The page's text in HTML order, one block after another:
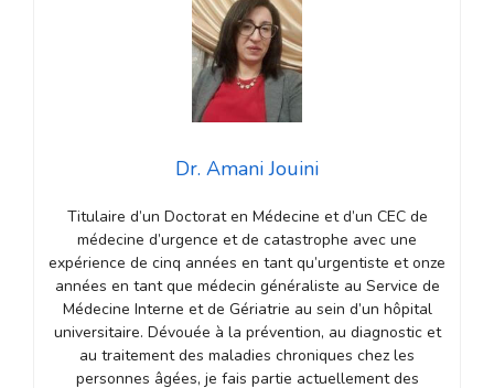
Dr. Amani Jouini
Titulaire d’un Doctorat en Médecine et d’un CEC de
médecine d’urgence et de catastrophe avec une
expérience de cinq années en tant qu’urgentiste et onze
années en tant que médecin généraliste au Service de
Médecine Interne et de Gériatrie au sein d’un hôpital
universitaire. Dévouée à la prévention, au diagnostic et
au traitement des maladies chroniques chez les
personnes âgées, je fais partie actuellement des